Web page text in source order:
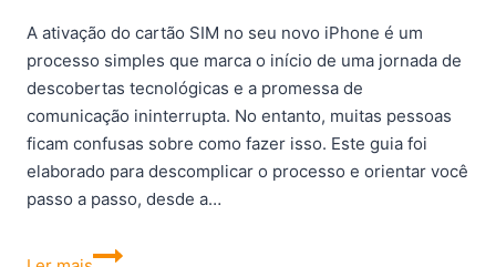
A ativação do cartão SIM no seu novo iPhone é um
processo simples que marca o início de uma jornada de
descobertas tecnológicas e a promessa de
comunicação ininterrupta. No entanto, muitas pessoas
ficam confusas sobre como fazer isso. Este guia foi
elaborado para descomplicar o processo e orientar você
passo a passo, desde a…
Como